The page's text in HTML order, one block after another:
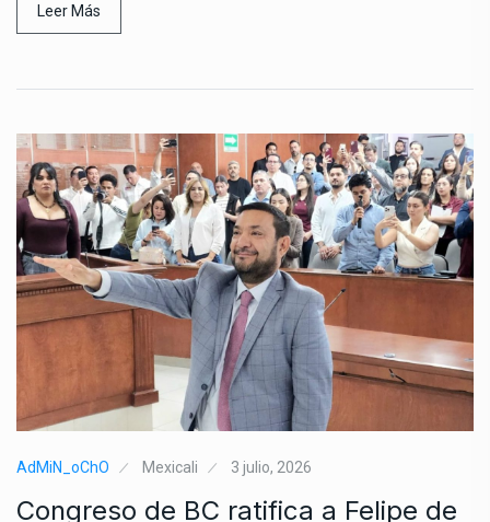
Leer Más
AdMiN_oChO Mexicali 3 julio, 2026
Congreso de BC ratifica a Felipe de